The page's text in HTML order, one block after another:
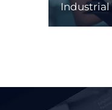
Industrial